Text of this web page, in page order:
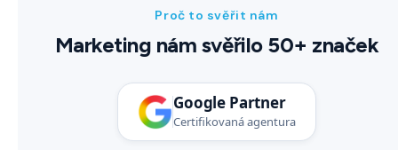
Proč to svěřit nám
Marketing nám svěřilo 50+ značek
Google Partner
Certifikovaná agentura